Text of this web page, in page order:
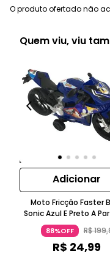
O produto ofertado não
Quem viu, viu
Adicionar
Moto Fricção Faster
Sonic Azul E Preto A
Três Anos Candide
88%OFF R$199,
R$ 24,99